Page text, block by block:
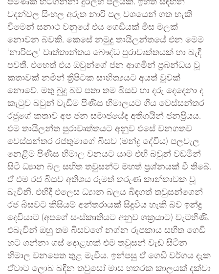
පමණක් හටගන්නා දුර්ලභ පලයකි. ඉහත සඳහන්
වදන්වල සිංහල අරුත නාරි පල වශයෙන් ගත හැකි
වීමෙන් සනාථ වනුයේ එය ගෙඩියක් මිස මලක්
නොවන බවකි. කෙසේ නමුදු තායිලන්තයේ එන මෙම
‘නාරිපල’ වෘත්තාන්තය බෞද්ධ පුරාවෘත්තයක් හා බැඳී
පවතී. එහෙත් එය ඔවුන්ගේ ජන ආගමින් ප්‍රබන්ධය වූ
කතාවක් නමින් ත්‍රිපිටක සාහිත්‍යයට අයත් වූවක්
නොවේ. මතු බුදු බව පතා තම බිසව හා දරු දෙදෙනා ද
කැටුව බවුන් වැඩීම පිණිස හිමාලයට ගිය වෙස්සන්තර
රජුගේ කතාව අප ජන සමාජයේද අතිශයින් ජනප්‍රියය.
එම තායිලන්ත පුරාවෘත්තයට අනුව එසේ වනගතව
වෙස්සන්තර රජතුමාගේ බිසව (මන්ද්‍ර දේවිය) පලවැල
නෙළීම පිණිස හිමාල වනයට යාම එහි බවුන් වඩමින්
සිටි ධ්‍යාන බල සහිත තවුසන්ට මහත් ප්‍රශ්නයක් වී තිබේ.
ඒ එම රජ බිසව අතිශය රූමත් තරුණ කාන්තාවක වූ
බැවිනි. එහිදී එලෙස ධ්‍යාන බලය බිඳගත් තවුසන්ගෙන්
රජ බිසවට කිසියම් අන්තරායක් සිදුවිය හැකි බව ඉන්ද්‍ර
දෙවියාට (අපගේ සංස්කෘතියට අනුව ශක්‍රයාට) වැටහිණි.
එබැවින් ඔහු තම බිසවගේ නග්න රූපකාය සහිත ගෙඩි
හට ගන්නා ගස් දොළහක් එම තවුසන් වැඩ සිටින
හිමාල වනපෙත තුළ මැවීය. ඉන්පසු ඒ ගෙඩි වර්ගය දැක
ඒවාට ලොබ බඳින තවුසෝ මාස හතරක කාලයක් දක්වා